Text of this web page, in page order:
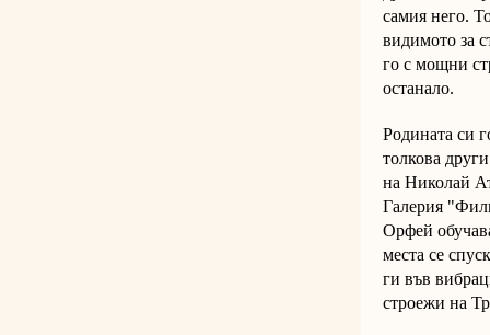
самия него.
видимото за
го с мощни
останало.
Родината си
толкова
на Николай
Галерия
Орфей
места се
ги във
строежи на